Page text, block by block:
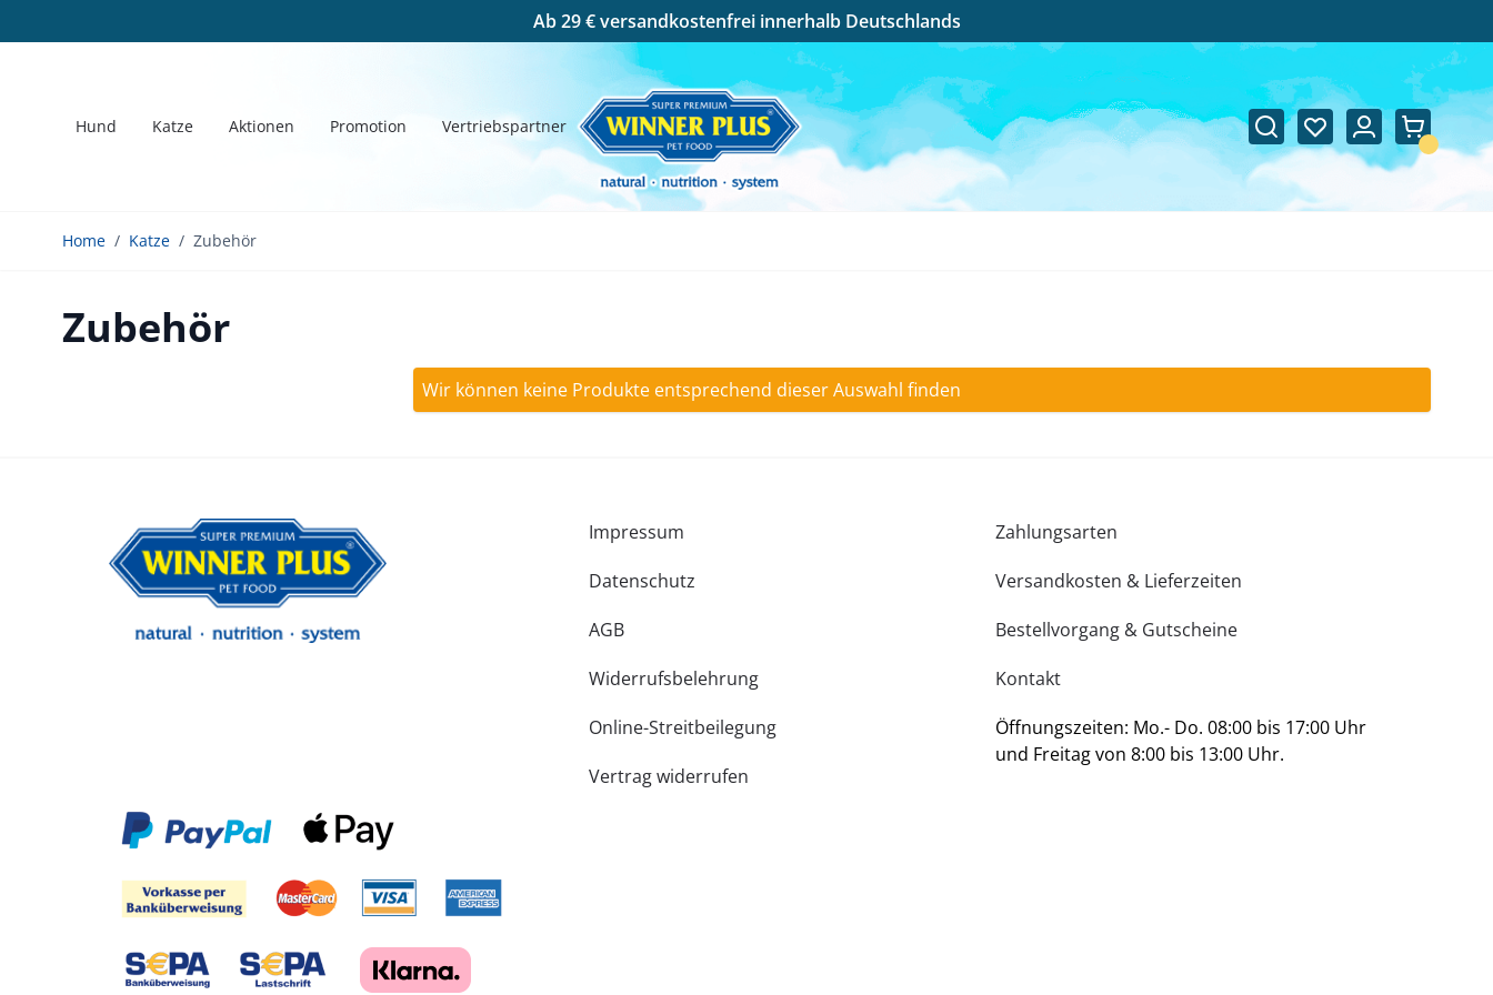
Ab 29 € versandkostenfrei innerhalb Deutschlands
Hund Katze Aktionen Promotion Vertriebspartner Kontakt SucheWunschliste
Home / Katze / Zubehör
Zubehör
Wir können keine Produkte entsprechend dieser Auswahl finden
Impressum
Datenschutz
AGB
Widerrufsbelehrung
Online-Streitbeilegung
Vertrag widerrufen
Zahlungsarten
Versandkosten & Lieferzeiten
Bestellvorgang & Gutscheine
Kontakt
Öffnungszeiten: Mo.- Do. 08:00 bis 17:00 Uhr
und Freitag von 8:00 bis 13:00 Uhr.